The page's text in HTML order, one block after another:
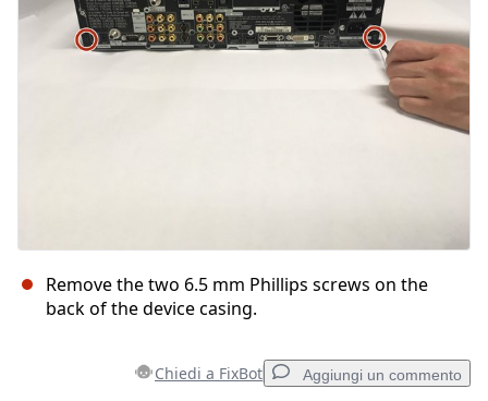
Annulla Pubblica commento
Remove the two 6.5 mm Phillips screws on the
back of the device casing.
Chiedi a FixBot Aggiungi un commento